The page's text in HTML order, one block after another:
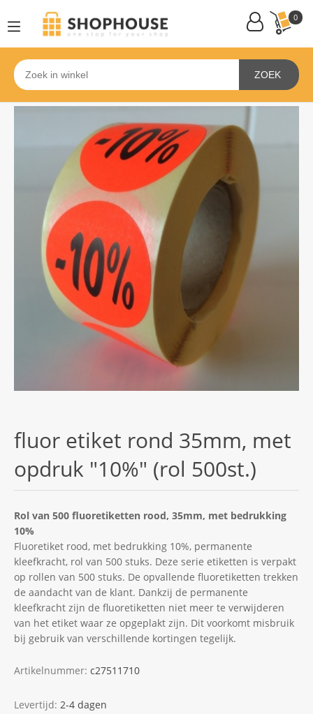
0
ZOEK
fluor etiket rond 35mm, met
opdruk "10%" (rol 500st.)
Rol van 500 fluoretiketten rood, 35mm, met bedrukking
10%
Fluoretiket rood, met bedrukking 10%, permanente
kleefkracht, rol van 500 stuks. Deze serie etiketten is verpakt
op rollen van 500 stuks. De opvallende fluoretiketten trekken
de aandacht van de klant. Dankzij de permanente
kleefkracht zijn de fluoretiketten niet meer te verwijderen
van het etiket waar ze opgeplakt zijn. Dit voorkomt misbruik
bij gebruik van verschillende kortingen tegelijk.
Artikelnummer: c27511710
Levertijd: 2-4 dagen